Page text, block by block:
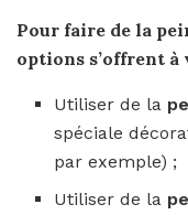
Pour faire de la
options s’offrent à
Utiliser de la
spéciale
par exemple) ;
Utiliser de la